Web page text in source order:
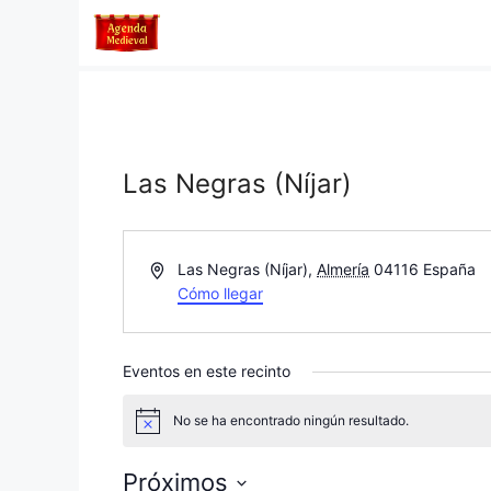
Las Negras (Níjar)
D
c
i
ó
Las Negras (Níjar), Almería 04116 España
Cómo llegar
Eventos en este recinto
s
No se ha encontrado ningún resultado.
Próximos